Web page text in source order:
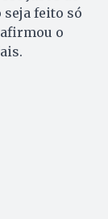
seja feito só
o